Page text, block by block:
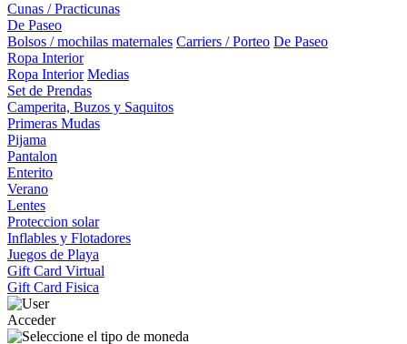
Cunas / Practicunas
De Paseo
Bolsos / mochilas maternales Carriers / Porteo De Paseo
Ropa Interior
Ropa Interior Medias
Set de Prendas
Camperita, Buzos y Saquitos
Primeras Mudas
Pijama
Pantalon
Enterito
Verano
Lentes
Proteccion solar
Inflables y Flotadores
Juegos de Playa
Gift Card Virtual
Gift Card Fisica
Acceder